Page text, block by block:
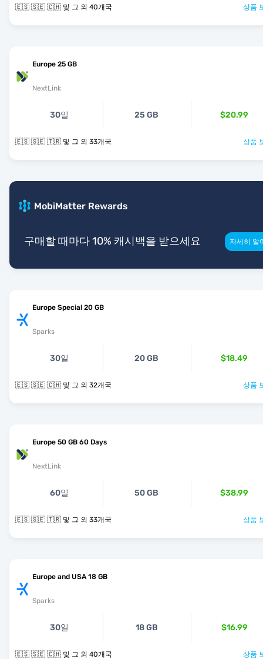
🇪🇸 🇸🇪 🇨🇭 및 그 외 40개국 상품
Europe 25 GB
NextLink
30일 25 GB $20.99
🇪🇸 🇸🇪 🇹🇷 및 그 외 33개국 상품
MobiMatter Rewards
구매할 때마다 10% 캐시백을 받으세요 자세히 알
Europe Special 20 GB
Sparks
30일 20 GB $18.49
🇪🇸 🇸🇪 🇨🇭 및 그 외 32개국 상품
Europe 50 GB 60 Days
NextLink
60일 50 GB $38.99
🇪🇸 🇸🇪 🇹🇷 및 그 외 33개국 상품
Europe and USA 18 GB
Sparks
30일 18 GB $16.99
🇪🇸 🇸🇪 🇨🇭 및 그 외 40개국 상품